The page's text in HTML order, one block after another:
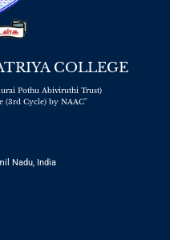
COLLEGE
Pothu Abiviruthi Trust)
(3rd Cycle) by NAAC"
Nadu, India